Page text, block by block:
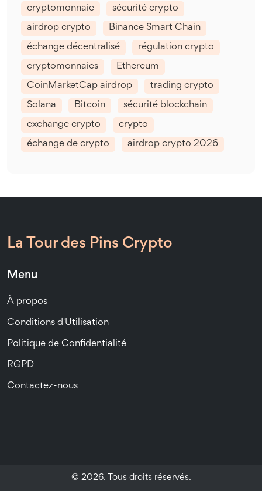
cryptomonnaie sécurité crypto
airdrop crypto Binance Smart Chain
échange décentralisé régulation crypto
cryptomonnaies Ethereum
CoinMarketCap airdrop trading crypto
Solana Bitcoin sécurité blockchain
exchange crypto crypto
échange de crypto airdrop crypto 2026
La Tour des Pins Crypto
Menu
À propos
Conditions d'Utilisation
Politique de Confidentialité
RGPD
Contactez-nous
© 2026. Tous droits réservés.